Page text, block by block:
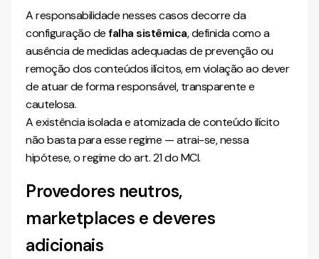
A responsabilidade nesses casos decorre da
configuração defalha sistêmica, definida como a
ausência de medidas adequadas de prevenção ou
remoção dos conteúdos ilícitos, em violação ao dever
de atuar de forma responsável, transparente e
cautelosa.
A existência isolada e atomizada de conteúdo ilícito
não basta para esse regime — atrai-se, nessa
hipótese, o regime do art. 21 do MCI.
Provedores neutros,
marketplaces e deveres
adicionais